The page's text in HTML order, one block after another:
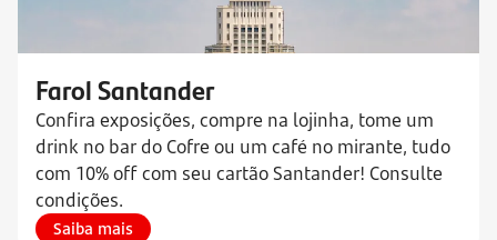
Farol Santander
Confira exposições, compre na lojinha, tome um
drink no bar do Cofre ou um café no mirante, tudo
com 10% off com seu cartão Santander! Consulte
condições.
Saiba mais